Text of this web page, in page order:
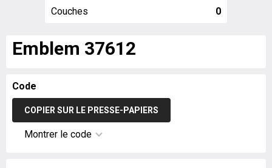
Couches 0
Emblem 37612
Code
COPIER SUR LE PRESSE-PAPIERS
Montrer le code